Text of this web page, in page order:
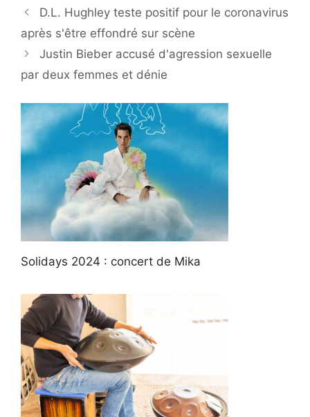
D.L. Hughley teste positif pour le coronavirus
après s'être effondré sur scène
Justin Bieber accusé d'agression sexuelle
par deux femmes et dénie
Solidays 2024 : concert de Mika